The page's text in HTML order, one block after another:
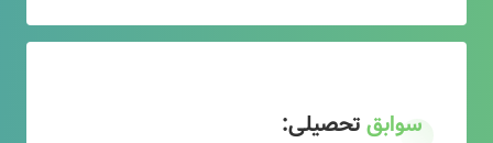
سوابقتحصیلی: